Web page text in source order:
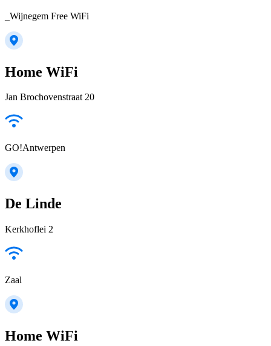
_Wijnegem Free WiFi
Home WiFi
Jan Brochovenstraat 20
GO!Antwerpen
De Linde
Kerkhoflei 2
Zaal
Home WiFi